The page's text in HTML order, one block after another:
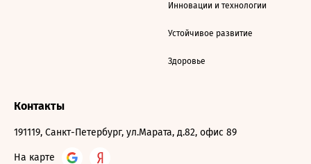
Инновации и технологии
Устойчивое развитие
Здоровье
Контакты
191119, Санкт-Петербург, ул.Марата, д.82, офис 89
На карте